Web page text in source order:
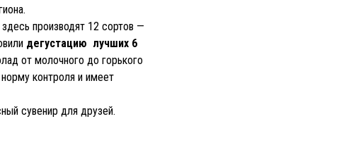
производят 12 сортов —
дегустацию лучших 6
от молочного до горького
контроля и имеет
сувенир для друзей.